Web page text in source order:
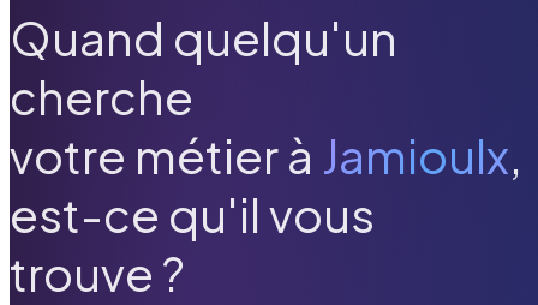
Quand quelqu'un
cherche
votre métier à Jamioulx,
est-ce qu'il vous
trouve ?